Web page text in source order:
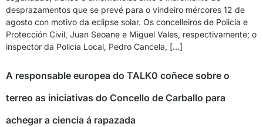
desprazamentos que se prevé para o vindeiro mércores 12 de
agosto con motivo da eclipse solar. Os concelleiros de Policía e
Protección Civil, Juan Seoane e Miguel Vales, respectivamente; o
inspector da Policía Local, Pedro Cancela, […]
A responsable europea do TALK0 coñece sobre o
terreo as iniciativas do Concello de Carballo para
achegar a ciencia á rapazada